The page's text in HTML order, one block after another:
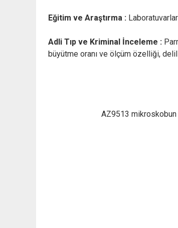
Eğitim ve Araştırma :
Adli Tıp ve Kriminal İnceleme :
büyütme oranı ve ölçüm özelliği,
AZ9513 mikroskobun